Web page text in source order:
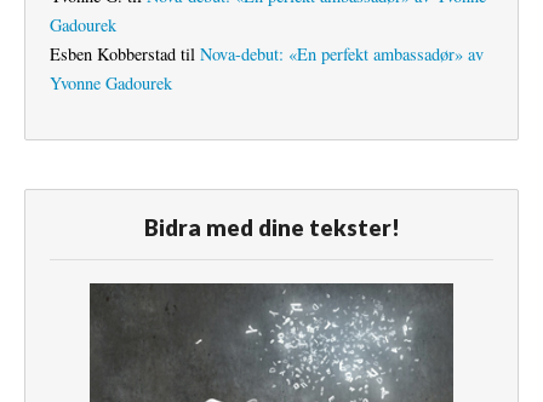
Gadourek
Esben Kobberstad til Nova-debut: «En perfekt ambassadør» av
Yvonne Gadourek
Bidra med dine tekster!